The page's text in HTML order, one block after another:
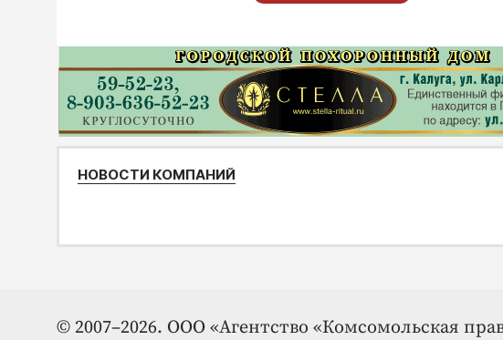
НОВОСТИ КОМПАНИЙ
© 2007–2026. ООО «Агентство «Комсомольская